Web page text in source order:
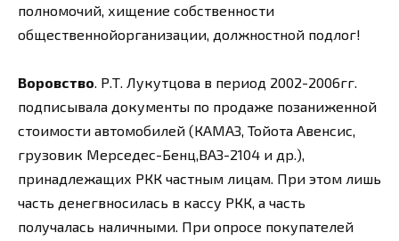
полномочий, хищение собственности
общественнойорганизации, должностной подлог!
Воровство. Р.Т. Лукутцова в период 2002-2006гг.
подписывала документы по продаже позаниженной
стоимости автомобилей (КАМАЗ, Тойота Авенсис,
грузовик Мерседес-Бенц,ВАЗ-2104 и др.),
принадлежащих РКК частным лицам. При этом лишь
часть денегвносилась в кассу РКК, а часть
получалась наличными. При опросе покупателей